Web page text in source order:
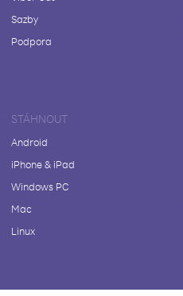
Sazby
Podpora
STÁHNOUT
Android
iPhone & iPad
Windows PC
Mac
Linux